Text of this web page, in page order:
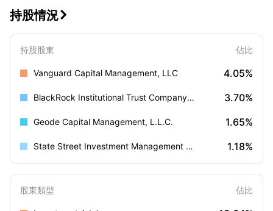
持股情況
持股股東 佔比
Vanguard Capital Management, LLC 4.05%
BlackRock Institutional Trust Company, N.A. 3.70%
Geode Capital Management, L.L.C. 1.65%
State Street Investment Management (US) 1.18%
股東類型 佔比